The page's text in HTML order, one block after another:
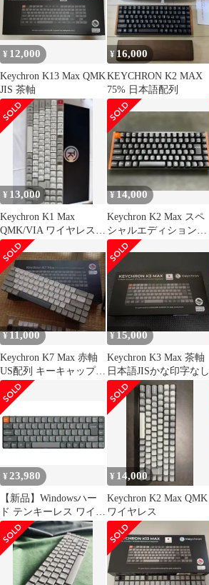
¥ 12,000
Keychron K13 Max QMK
JIS 茶軸
¥16,000
KEYCHRON K2 MAX
75% 日本語配列
¥ 13,000
Keychron K1 Max
QMK/VIA ワイヤレス
カスタム
¥14,000
Keychron K2 Max スペ
シャルエディション
75% 赤軸 JIS配列
¥11,000
Keychron K7 Max 赤軸
US配列 キーキャップ付
き
¥15,000
Keychron K3 Max 茶軸
日本語JISかな印字なし
¥ 23,980
【新品】Windowsハー
ド テンキーレス ワイヤ
レス カスタム・メカニ
カルキーボード
Keychron K7 Max
QMK/VIA (71キー/日本
語配列(かな印字無し)/
¥ 14,000
Keychron K2 Max QMK
ワイヤレス